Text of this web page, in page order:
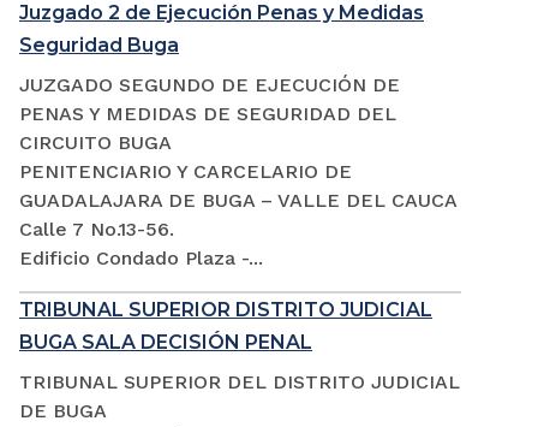
Juzgado 2 de Ejecución Penas y Medidas
Seguridad Buga
JUZGADO SEGUNDO DE EJECUCIÓN DE
PENAS Y MEDIDAS DE SEGURIDAD DEL
CIRCUITO BUGA
PENITENCIARIO Y CARCELARIO DE
GUADALAJARA DE BUGA – VALLE DEL CAUCA
Calle 7 No.13-56.
Edificio Condado Plaza -...
TRIBUNAL SUPERIOR DISTRITO JUDICIAL
BUGA SALA DECISIÓN PENAL
TRIBUNAL SUPERIOR DEL DISTRITO JUDICIAL
DE BUGA